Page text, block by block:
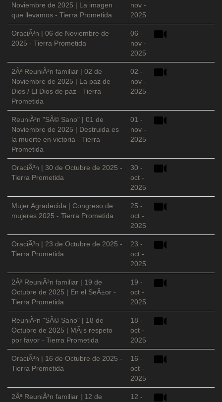
Noviembre de 2025 | La imagen
que llevamos - Tierra Prometida
nov -
2025
OraciÃ³n | 06 de Noviembre de
2025 - Tierra Prometida
06 -
nov -
2025
2Âª ReuniÃ³n familiar | 02 de
Noviembre de 2025 | La paz de
Dios / El Dios de paz - Tierra
Prometida
02 -
nov -
2025
ReuniÃ³n "SÃ© Sano" | 01 de
Noviembre de 2025 | Destruida es
la muerte en victoria - Tierra
Prometida
01 -
nov -
2025
OraciÃ³n | 30 de Octubre de 2025 -
Tierra Prometida
30 -
oct -
2025
Mujer Agradecida | Congreso de
mujeres 2025 - Tierra Prometida
25 -
oct -
2025
OraciÃ³n | 23 de Octubre de 2025 -
Tierra Prometida
23 -
oct -
2025
2Âª ReuniÃ³n familiar | 19 de
Octubre de 2025 | En el SeÃ±or -
Tierra Prometida
19 -
oct -
2025
ReuniÃ³n "SÃ© Sano" | 18 de
Octubre de 2025 | MÃ¡s respeto
por favor - Tierra Prometida
18 -
oct -
2025
OraciÃ³n | 16 de Octubre de 2025 -
Tierra Prometida
16 -
oct -
2025
2Âª ReuniÃ³n familiar | 12 de
12 -